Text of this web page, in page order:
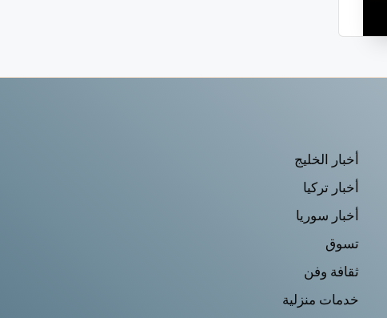
أخبار الخليج
أخبار تركيا
أخبار سوريا
تسوق
ثقافة وفن
خدمات منزلية